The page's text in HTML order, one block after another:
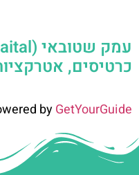
כרטיסים,
byGetYourGuide